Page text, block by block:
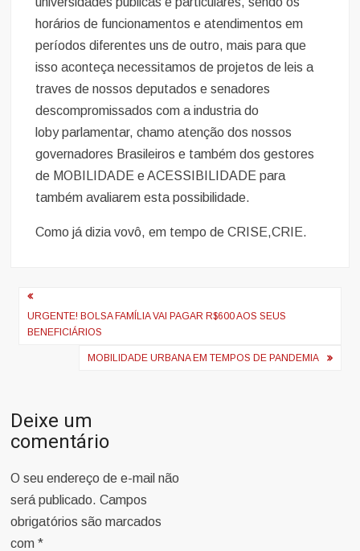
horários de funcionamentos e atendimentos em
períodos diferentes uns de outro, mais para que
isso aconteça necessitamos de projetos de leis a
traves de nossos deputados e senadores
descompromissados com a industria do
loby parlamentar, chamo atenção dos nossos
governadores Brasileiros e também dos gestores
de MOBILIDADE e ACESSIBILIDADE para
também avaliarem esta possibilidade.
Como já dizia vovô, em tempo de CRISE,CRIE.
Navegação
de
URGENTE! BOLSA FAMÍLIA VAI PAGAR R$600 AOS SEUS
BENEFICIÁRIOS
MOBILIDADE URBANA EM TEMPOS DE PANDEMIA
Deixe um
comentário
O seu endereço de e-mail não
será publicado. Campos
obrigatórios são marcados
com*